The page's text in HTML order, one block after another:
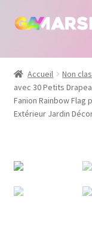
Aller
navigation
Aller
Boutique
Bijoux
Livres
Accueil Non
avec 30 Petits
Fanion Rainbow Flag
Extérieur Jardin